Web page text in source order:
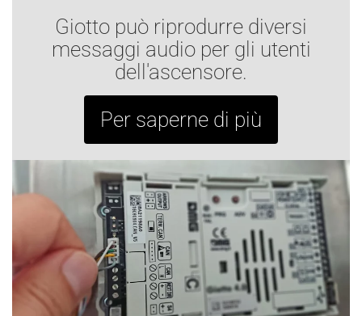
Giotto può riprodurre diversi
messaggi audio per gli utenti
dell'ascensore.
Per saperne di più